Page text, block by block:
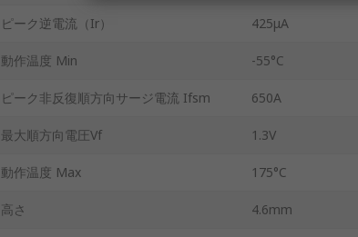
ピーク逆電流（Ir） 425μA
動作温度 Min -55°C
ピーク非反復順方向サージ電流 Ifsm 650A
最大順方向電圧Vf 1.3V
動作温度 Max 175°C
高さ 4.6mm